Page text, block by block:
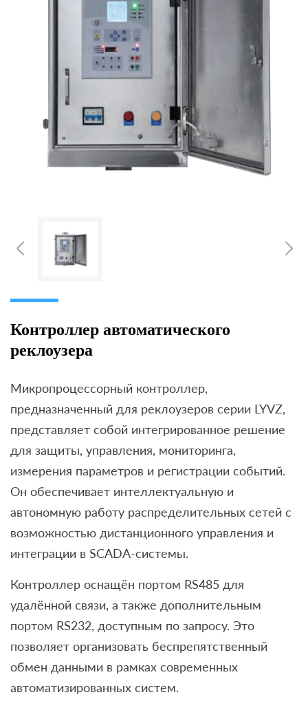
Контроллер автоматического
реклоузера
Микропроцессорный контроллер,
предназначенный для реклоузеров серии LYVZ,
представляет собой интегрированное решение
для защиты, управления, мониторинга,
измерения параметров и регистрации событий.
Он обеспечивает интеллектуальную и
автономную работу распределительных сетей с
возможностью дистанционного управления и
интеграции в SCADA-системы.
Контроллер оснащён портом RS485 для
удалённой связи, а также дополнительным
портом RS232, доступным по запросу. Это
позволяет организовать беспрепятственный
обмен данными в рамках современных
автоматизированных систем.